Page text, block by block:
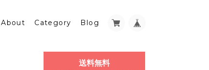
About Category Blog
送料無料